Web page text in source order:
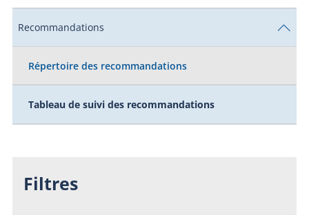
Recommandations
Répertoire des recommandations
Tableau de suivi des recommandations
Filtres